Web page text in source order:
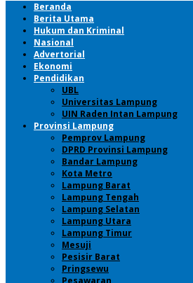
Beranda
Berita Utama
Hukum dan Kriminal
Nasional
Advertorial
Ekonomi
Pendidikan
UBL
Universitas Lampung
UIN Raden Intan Lampung
Provinsi Lampung
Pemprov Lampung
DPRD Provinsi Lampung
Bandar Lampung
Kota Metro
Lampung Barat
Lampung Tengah
Lampung Selatan
Lampung Utara
Lampung Timur
Mesuji
Pesisir Barat
Pringsewu
Pesawaran